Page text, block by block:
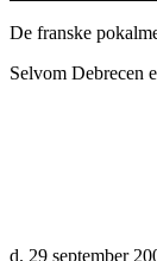
De franske
Selvom Debrecen
d. 29 september